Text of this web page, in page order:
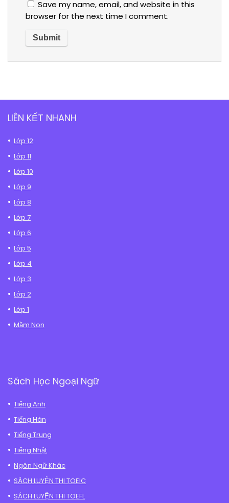
Save my name, email, and website in this
browser for the next time I comment.
LIÊN KẾT NHANH
Lớp 12
Lớp 11
Lớp 10
Lớp 9
Lớp 8
Lớp 7
Lớp 6
Lớp 5
Lớp 4
Lớp 3
Lớp 2
Lớp 1
Mầm Non
Sách Học Ngoại Ngữ
Tiếng Anh
Tiếng Hàn
Tiếng Trung
Tiếng Nhật
Ngôn Ngữ Khác
SÁCH LUYỆN THI TOEIC
SÁCH LUYỆN THI TOEFL